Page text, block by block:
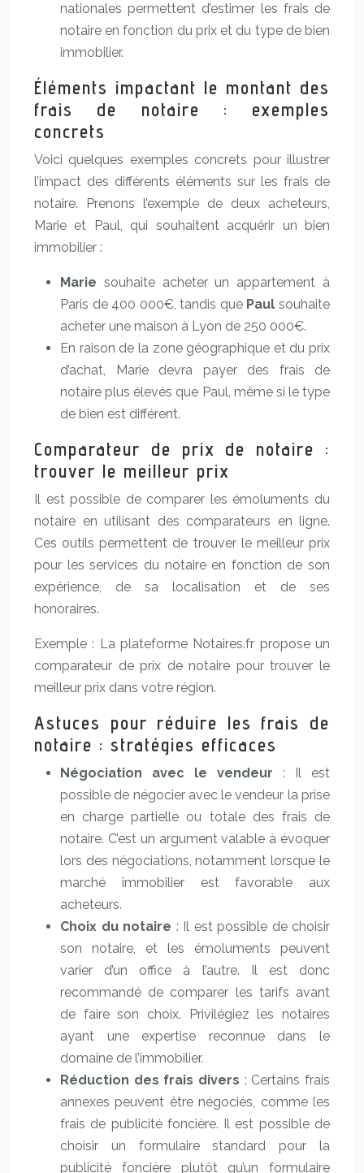
nationales permettent d’estimer les frais de
notaire en fonction du prix et du type de bien
immobilier.
Éléments impactant le montant des
frais de notaire : exemples
concrets
Voici quelques exemples concrets pour illustrer
l’impact des différents éléments sur les frais de
notaire. Prenons l’exemple de deux acheteurs,
Marie et Paul, qui souhaitent acquérir un bien
immobilier :
Marie souhaite acheter un appartement à
Paris de 400 000€, tandis que Paulsouhaite
acheter une maison à Lyon de 250 000€.
En raison de la zone géographique et du prix
d’achat, Marie devra payer des frais de
notaire plus élevés que Paul, même si le type
de bien est différent.
Comparateur de prix de notaire :
trouver le meilleur prix
Il est possible de comparer les émoluments du
notaire en utilisant des comparateurs en ligne.
Ces outils permettent de trouver le meilleur prix
pour les services du notaire en fonction de son
expérience, de sa localisation et de ses
honoraires.
Exemple : La plateforme Notaires.fr propose un
comparateur de prix de notaire pour trouver le
meilleur prix dans votre région.
Astuces pour réduire les frais de
notaire : stratégies efficaces
Négociation avec le vendeur : Il est
possible de négocier avec le vendeur la prise
en charge partielle ou totale des frais de
notaire. C’est un argument valable à évoquer
lors des négociations, notamment lorsque le
marché immobilier est favorable aux
acheteurs.
Choix du notaire : Il est possible de choisir
son notaire, et les émoluments peuvent
varier d’un office à l’autre. Il est donc
recommandé de comparer les tarifs avant
de faire son choix. Privilégiez les notaires
ayant une expertise reconnue dans le
domaine de l’immobilier.
Réduction des frais divers : Certains frais
annexes peuvent être négociés, comme les
frais de publicité foncière. Il est possible de
choisir un formulaire standard pour la
publicité foncière plutôt qu’un formulaire